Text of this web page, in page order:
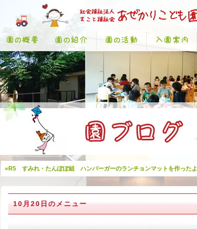
«R5 すみれ・たんぽぽ組 ハンバーガーのランチョンマットを作ったよ
10月20日のメニュー